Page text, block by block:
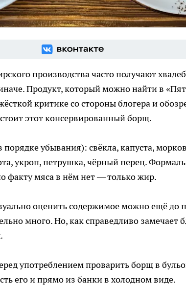
производства часто получают
Продукт, который можно найти в
критике со стороны блогера и
этот консервированный борщ.
порядке убывания): свёкла, капуста,
укроп, петрушка, чёрный перец.
факту мяса в нём нет — только жир.
оценить содержимое можно ещё до
много. Но, как справедливо замечает
употреблением проварить борщ в
его и прямо из банки в холодном виде.